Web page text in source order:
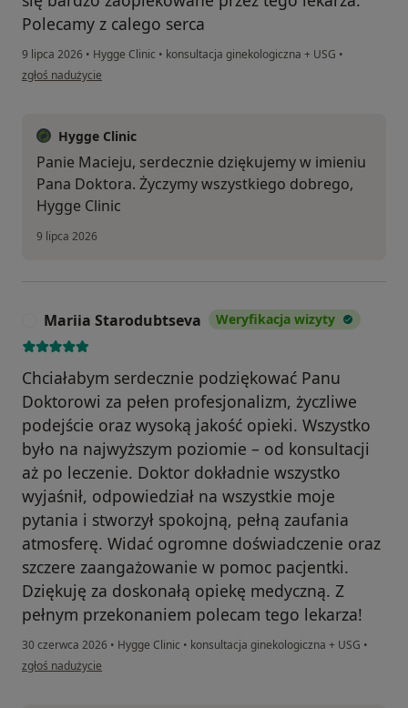
Polecamy z calego serca
9 lipca 2026 • Hygge Clinic • konsultacja ginekologiczna + USG •
w opinii użytkownika Maciej
zgłoś nadużycie
Hygge Clinic
Panie Macieju, serdecznie dziękujemy w imieniu
Pana Doktora. Życzymy wszystkiego dobrego,
Hygge Clinic
9 lipca 2026
Mariia Starodubtseva Weryfikacja wizyty
Chciałabym serdecznie podziękować Panu
Doktorowi za pełen profesjonalizm, życzliwe
podejście oraz wysoką jakość opieki. Wszystko
było na najwyższym poziomie – od konsultacji
aż po leczenie. Doktor dokładnie wszystko
wyjaśnił, odpowiedział na wszystkie moje
pytania i stworzył spokojną, pełną zaufania
atmosferę. Widać ogromne doświadczenie oraz
szczere zaangażowanie w pomoc pacjentki.
Dziękuję za doskonałą opiekę medyczną. Z
pełnym przekonaniem polecam tego lekarza!
30 czerwca 2026 • Hygge Clinic • konsultacja ginekologiczna + USG •
w opinii użytkownika Mariia Starodubtseva
zgłoś nadużycie